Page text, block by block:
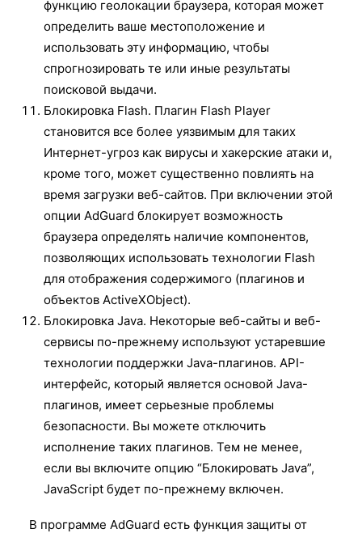
функцию геолокации браузера, которая может
определить ваше местоположение и
использовать эту информацию, чтобы
спрогнозировать те или иные результаты
поисковой выдачи.
Блокировка Flash. Плагин Flash Player
становится все более уязвимым для таких
Интернет-угроз как вирусы и хакерские атаки и,
кроме того, может существенно повлиять на
время загрузки веб-сайтов. При включении этой
опции AdGuard блокирует возможность
браузера определять наличие компонентов,
позволяющих использовать технологии Flash
для отображения содержимого (плагинов и
объектов ActiveXObject).
Блокировка Java. Некоторые веб-сайты и веб-
сервисы по-прежнему используют устаревшие
технологии поддержки Java-плагинов. API-
интерфейс, который является основой Java-
плагинов, имеет серьезные проблемы
безопасности. Вы можете отключить
исполнение таких плагинов. Тем не менее,
если вы включите опцию “Блокировать Java”,
JavaScript будет по-прежнему включен.
В программе AdGuard есть функция защиты от